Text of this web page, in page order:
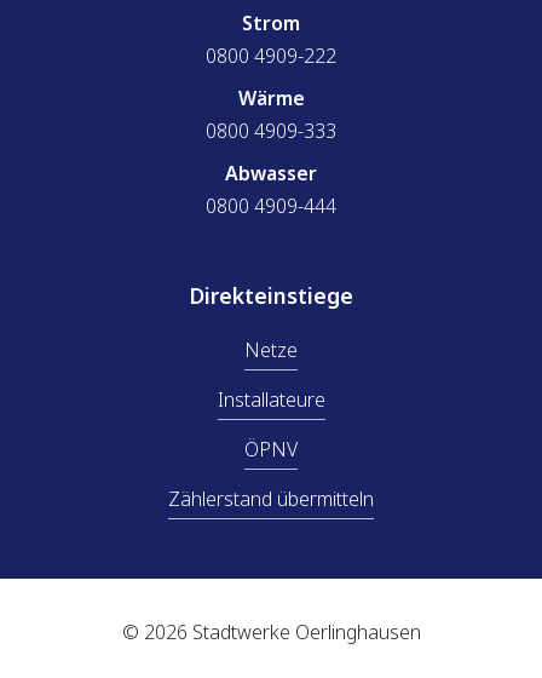
Strom
0800 4909-222
Wärme
0800 4909-333
Abwasser
0800 4909-444
Direkteinstiege
Netze
Installateure
ÖPNV
Zählerstand übermitteln
© 2026 Stadtwerke Oerlinghausen